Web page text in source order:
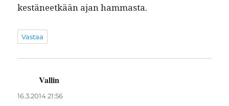
kestäneetkään ajan hammasta.
Vastaa
Vallin
16.3.2014 21:56